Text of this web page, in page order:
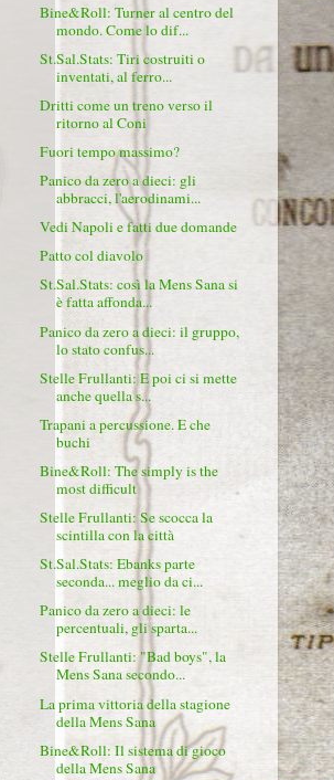
Bine&Roll: Turner al centro del
mondo. Come lo dif...
St.Sal.Stats: Tiri costruiti o
inventati, al ferro...
Dritti come un treno verso il
ritorno al Coni
Fuori tempo massimo?
Panico da zero a dieci: gli
abbracci, l'aerodinami...
Vedi Napoli e fatti due domande
Patto col diavolo
St.Sal.Stats: così la Mens Sana si
è fatta affonda...
Panico da zero a dieci: il gruppo,
lo stato confus...
Stelle Frullanti: E poi ci si mette
anche quella s...
Trapani a percussione. E che
buchi
Bine&Roll: The simply is the
most difficult
Stelle Frullanti: Se scocca la
scintilla con la città
St.Sal.Stats: Ebanks parte
seconda... meglio da ci...
Panico da zero a dieci: le
percentuali, gli sparta...
Stelle Frullanti: "Bad boys", la
Mens Sana secondo...
La prima vittoria della stagione
della Mens Sana
Bine&Roll: Il sistema di gioco
della Mens Sana